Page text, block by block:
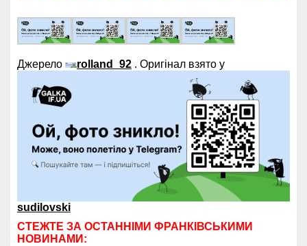
Джерело rolland_92 . Оригінал взято у
sudilovski
СТЕЖТЕ ЗА ОСТАННІМИ ФРАНКІВСЬКИМИ
НОВИНАМИ: